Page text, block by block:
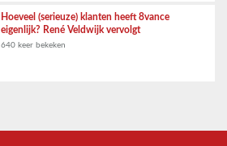
Hoeveel (serieuze) klanten heeft 8vance
eigenlijk? René Veldwijk vervolgt
640 keer bekeken